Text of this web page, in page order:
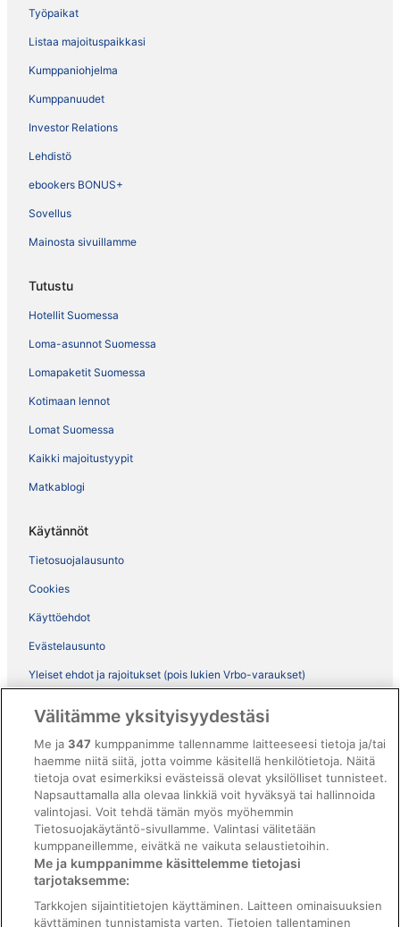
Työpaikat
Listaa majoituspaikkasi
Kumppaniohjelma
Kumppanuudet
Investor Relations
Lehdistö
ebookers BONUS+
Sovellus
Mainosta sivuillamme
Tutustu
Hotellit Suomessa
Loma-asunnot Suomessa
Lomapaketit Suomessa
Kotimaan lennot
Lomat Suomessa
Kaikki majoitustyypit
Matkablogi
Käytännöt
Tietosuojalausunto
Cookies
Käyttöehdot
Evästelausunto
Yleiset ehdot ja rajoitukset (pois lukien Vrbo-varaukset)
ebookers BONUS+ -ohjelman ehdot
Oikeudelliset tiedot / ota meihin yhteyttä
Sisältövaatimukset ja ilmoituksen tekeminen sisällöstä
Tuki
Ota yhteyttä
Varauksen muuttaminen tai peruuttaminen
Välitämme yksityisyydestäsi
Me ja347 kumppanimme tallennamme laitteeseesi tietoja ja/tai
haemme niitä siitä, jotta voimme käsitellä henkilötietoja. Näitä
tietoja ovat esimerkiksi evästeissä olevat yksilölliset tunnisteet.
Napsauttamalla alla olevaa linkkiä voit hyväksyä tai hallinnoida
valintojasi. Voit tehdä tämän myös myöhemmin
Tietosuojakäytäntö-sivullamme. Valintasi välitetään
kumppaneillemme, eivätkä ne vaikuta selaustietoihin.
Me ja kumppanimme käsittelemme tietojasi
tarjotaksemme:
Tarkkojen sijaintitietojen käyttäminen. Laitteen ominaisuuksien
käyttäminen tunnistamista varten. Tietojen tallentaminen